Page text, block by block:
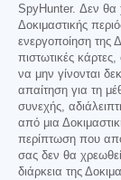
SpyHunter. Δεν θα
Δοκιμαστικής
ενεργοποίηση της
πιστωτικές
να μην γίνονται
απαίτηση για τη
συνεχής,
από μια
περίπτωση που
σας δεν θα
διάρκεια της